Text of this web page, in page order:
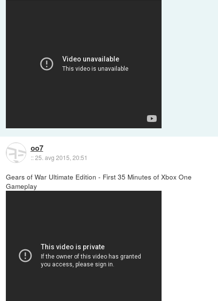
oo7
::25. avg 2015, 20:51
Gears of War Ultimate Edition - First 35 Minutes of Xbox One
Gameplay